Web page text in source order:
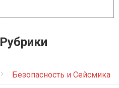
Рубрики
Безопасность и Сейсмика